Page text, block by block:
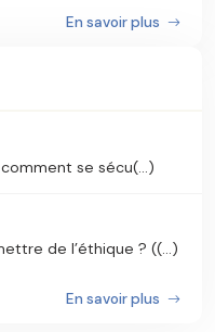
En savoir plus
se sécu(...)
de l’éthique ? ((...)
En savoir plus